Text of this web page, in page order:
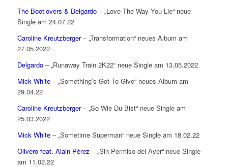
The Bootlovers & Delgardo– „Love The Way You Lie“ neue
Single am 24.07.22
Caroline Kreutzberger– „Transformation“ neues Album am
27.05.2022
Delgardo– „Runaway Train 2K22“ neue Single am 13.05.2022
Mick White– „Something’s Got To Give“ neues Album am
29.04.22
Caroline Kreutzberger– „So Wie Du Bist“ neue Single am
25.03.2022
Mick White– „Sometime Superman“ neue Single am 18.02.22
Olivero feat. Alain Pèrez – „Sin Permiso del Ayer“ neue Single
am 11.02.22